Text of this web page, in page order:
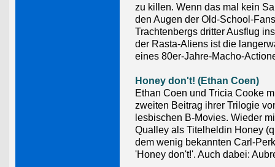
zu killen. Wenn das mal kein
den Augen der Old-School-
Trachtenbergs dritter Ausflug
der Rasta-Aliens ist die
eines 80er-Jahre-Macho-
Honey don't! (Ethan Coen)
Ethan Coen und Tricia Cooke
zweiten Beitrag ihrer Trilogie
lesbischen B-Movies. Wieder
Qualley als Titelheldin Honey
dem wenig bekannten Carl-
'Honey don't!'. Auch dabei: